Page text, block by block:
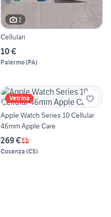
2
Cellulari
10 €
Palermo(PA)
Vetrina
Apple Watch Series 10 Cellular
46mm Apple Care
269 €
Cosenza (CS)